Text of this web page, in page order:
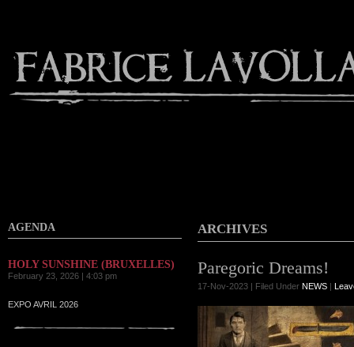
Contact
AGENDA
HOLY SUNSHINE (BRUXELLES)
February 23, 2026 | 4:03 pm
EXPO AVRIL 2026
ARCHIVES
Paregoric Dreams!
17-Nov-2023 | Filed Under NEWS |